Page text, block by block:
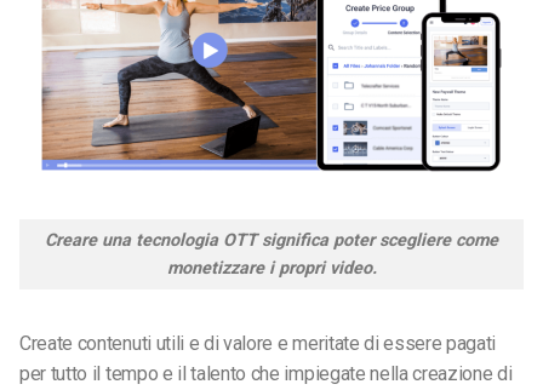
Creare una tecnologia OTT significa poter scegliere come
monetizzare i propri video.
Create contenuti utili e di valore e meritate di essere pagati
per tutto il tempo e il talento che impiegate nella creazione di